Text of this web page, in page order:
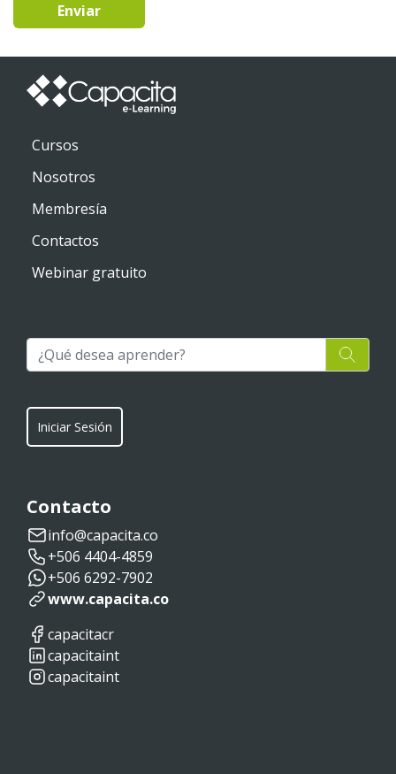
Enviar
Cursos
Nosotros
Membresía
Contactos
Webinar gratuito
Iniciar Sesión
Contacto
info@capacita.co
+506 4404-4859
+506 6292-7902
www.capacita.co
capacitacr
capacitaint
capacitaint